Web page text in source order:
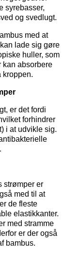
syrebasser,
og svedlugt.
med at
lade sig gøre
huller, som
kan absorbere
kroppen.
er det fordi
forhindrer
i at udvikle sig.
strømper er
med til at
de fleste
elastikkanter.
med stramme
er der også
bambus.